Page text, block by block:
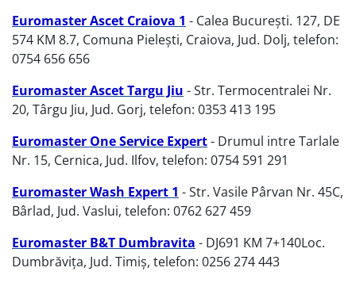
Euromaster Ascet Craiova 1 - Calea București. 127, DE
574 KM 8.7, Comuna Pielești, Craiova, Jud. Dolj, telefon:
0754 656 656
Euromaster Ascet Targu Jiu - Str. Termocentralei Nr.
20, Târgu Jiu, Jud. Gorj, telefon: 0353 413 195
Euromaster One Service Expert- Drumul intre Tarlale
Nr. 15, Cernica, Jud. Ilfov, telefon: 0754 591 291
Euromaster Wash Expert 1 - Str. Vasile Pârvan Nr. 45C,
Bârlad, Jud. Vaslui, telefon: 0762 627 459
Euromaster B&T Dumbravita - DJ691 KM 7+140Loc.
Dumbrăvița, Jud. Timiș, telefon: 0256 274 443